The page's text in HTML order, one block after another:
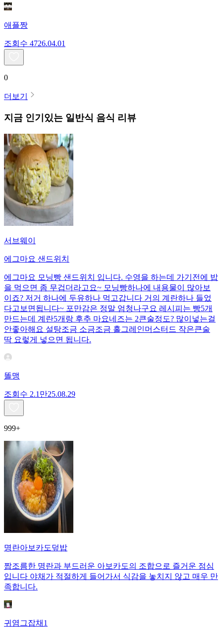
애플짱
조회수 4726.04.01
0
더보기
지금 인기있는 일반식 음식 리뷰
서브웨이
에그마요 샌드위치
에그마요 모닝빵 샌드위치 입니다. 수영을 하는데 가기전에 밥
을 먹으면 좀 무겁더라고요~ 모닝빵하나에 내용물이 많아보
이죠? 저거 하나에 두유하나 먹고갑니다 거의 계란하나 들었
다고보면됩니다~ 포만감은 정말 엄청나구요 레시피는 빵5개
만드는데 계란5개랑 후추 마요네즈는 2큰술정도? 많이넣는걸
안좋아해요 설탕조금 소금조금 홀그레인머스터드 작은큰술
딱 요렇게 넣으면 됩니다.
똘맹
조회수 2.1만25.08.29
999+
명란아보카도덮밥
짭조름한 명란과 부드러운 아보카도의 조합으로 즐거운 점심
입니다 야채가 적절하게 들어가서 식감을 놓치지 않고 매우 만
족합니다.
귀염그잡채1